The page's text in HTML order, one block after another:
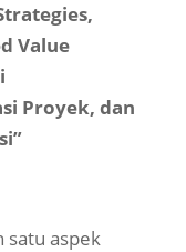
Value
Proyek, dan
satu aspek